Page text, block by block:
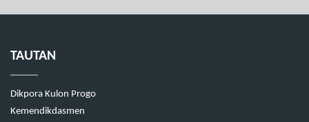
TAUTAN
Dikpora Kulon Progo
Kemendikdasmen